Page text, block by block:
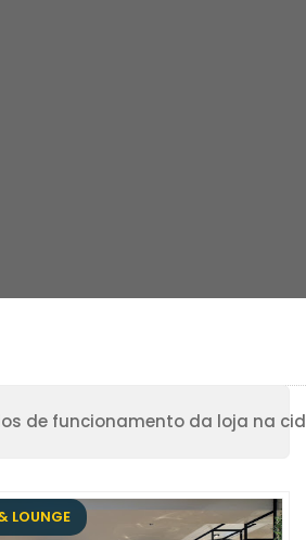
de funcionamento da loja na
LOUNGE